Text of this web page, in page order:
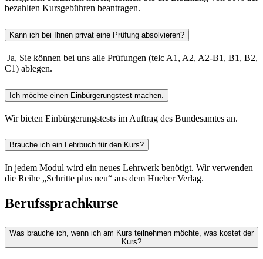
bezahlten Kursgebühren beantragen.
Kann ich bei Ihnen privat eine Prüfung absolvieren?
Ja, Sie können bei uns alle Prüfungen (telc A1, A2, A2-B1, B1, B2,
C1) ablegen.
Ich möchte einen Einbürgerungstest machen.
Wir bieten Einbürgerungstests im Auftrag des Bundesamtes an.
Brauche ich ein Lehrbuch für den Kurs?
In jedem Modul wird ein neues Lehrwerk benötigt. Wir verwenden
die Reihe „Schritte plus neu“ aus dem Hueber Verlag.
Berufssprachkurse
Was brauche ich, wenn ich am Kurs teilnehmen möchte, was kostet der
Kurs?